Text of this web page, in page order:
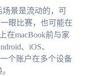
景是流动的，可
眼比赛，也可能在
在macBook前与家
、iOS、
个账户在多个设备